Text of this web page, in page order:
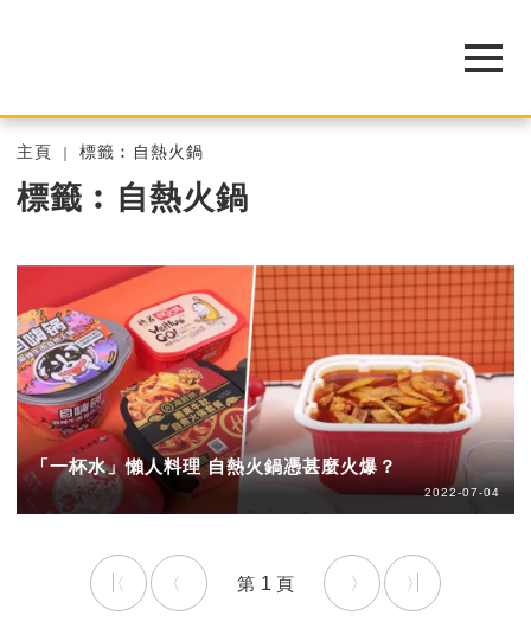
主頁 標籤︰自熱火鍋
標籤︰自熱火鍋
「一杯水」懶人料理 自熱火鍋憑甚麼火爆？
2022-07-04
1